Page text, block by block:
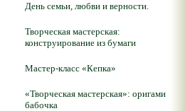
День семьи, любви и верности.
Творческая мастерская:
конструирование из бумаги
Мастер-класс «Кепка»
«Творческая мастерская»: оригами
бабочка